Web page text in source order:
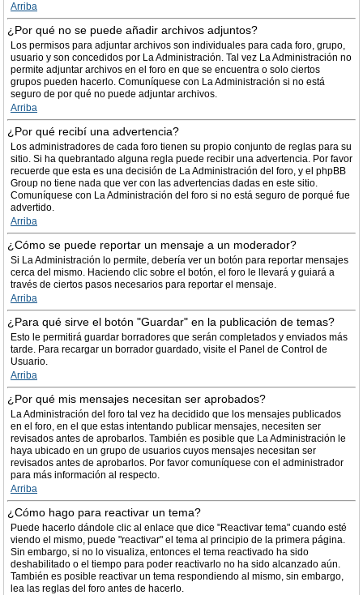
Arriba
¿Por qué no se puede añadir archivos adjuntos?
Los permisos para adjuntar archivos son individuales para cada foro, grupo,
usuario y son concedidos por La Administración. Tal vez La Administración no
permite adjuntar archivos en el foro en que se encuentra o solo ciertos
grupos pueden hacerlo. Comuníquese con La Administración si no está
seguro de por qué no puede adjuntar archivos.
Arriba
¿Por qué recibí una advertencia?
Los administradores de cada foro tienen su propio conjunto de reglas para su
sitio. Si ha quebrantado alguna regla puede recibir una advertencia. Por favor
recuerde que esta es una decisión de La Administración del foro, y el phpBB
Group no tiene nada que ver con las advertencias dadas en este sitio.
Comuníquese con La Administración del foro si no está seguro de porqué fue
advertido.
Arriba
¿Cómo se puede reportar un mensaje a un moderador?
Si La Administración lo permite, debería ver un botón para reportar mensajes
cerca del mismo. Haciendo clic sobre el botón, el foro le llevará y guiará a
través de ciertos pasos necesarios para reportar el mensaje.
Arriba
¿Para qué sirve el botón "Guardar" en la publicación de temas?
Esto le permitirá guardar borradores que serán completados y enviados más
tarde. Para recargar un borrador guardado, visite el Panel de Control de
Usuario.
Arriba
¿Por qué mis mensajes necesitan ser aprobados?
La Administración del foro tal vez ha decidido que los mensajes publicados
en el foro, en el que estas intentando publicar mensajes, necesiten ser
revisados antes de aprobarlos. También es posible que La Administración le
haya ubicado en un grupo de usuarios cuyos mensajes necesitan ser
revisados antes de aprobarlos. Por favor comuníquese con el administrador
para más información al respecto.
Arriba
¿Cómo hago para reactivar un tema?
Puede hacerlo dándole clic al enlace que dice "Reactivar tema" cuando esté
viendo el mismo, puede "reactivar" el tema al principio de la primera página.
Sin embargo, si no lo visualiza, entonces el tema reactivado ha sido
deshabilitado o el tiempo para poder reactivarlo no ha sido alcanzado aún.
También es posible reactivar un tema respondiendo al mismo, sin embargo,
lea las reglas del foro antes de hacerlo.